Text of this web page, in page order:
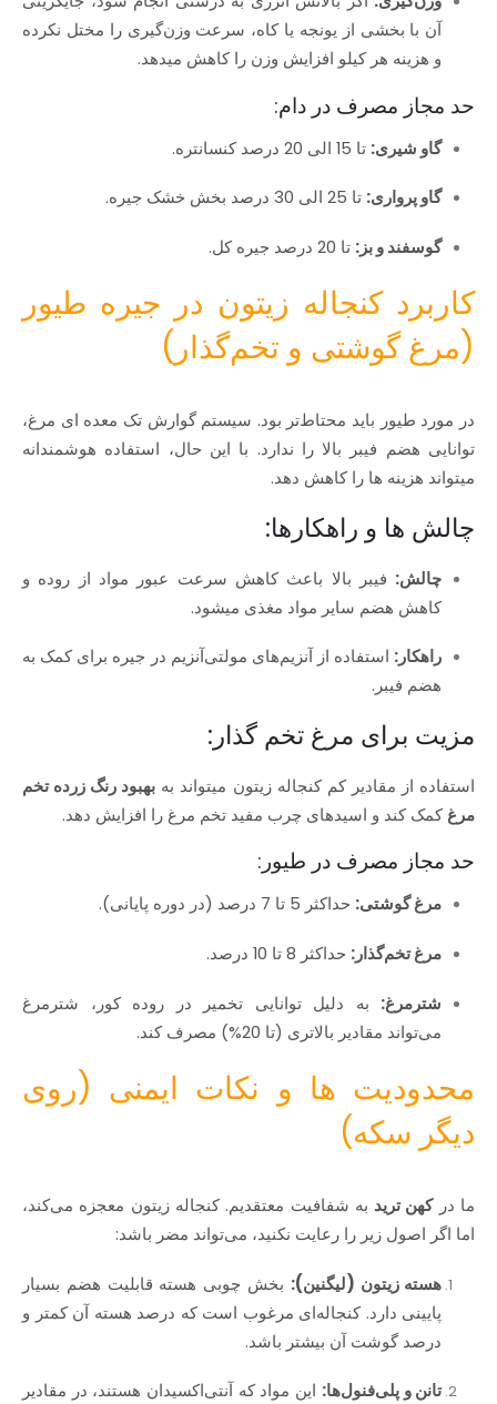
آن با بخشی از یونجه یا کاه، سرعت وزن‌گیری را مختل نکرده
و هزینه هر کیلو افزایش وزن را کاهش میدهد.
حد مجاز مصرف در دام:
گاو شیری: تا 15 الی 20 درصد کنسانتره.
گاو پرواری: تا 25 الی 30 درصد بخش خشک جیره.
گوسفند و بز: تا 20 درصد جیره کل.
کاربرد کنجاله زیتون در جیره طیور
(مرغ گوشتی و تخم‌گذار)
در مورد طیور باید محتاط‌تر بود. سیستم گوارش تک‌ معده‌ ای مرغ،
توانایی هضم فیبر بالا را ندارد. با این حال، استفاده هوشمندانه
میتواند هزینه‌ ها را کاهش دهد.
چالش‌ ها و راهکارها:
چالش: فیبر بالا باعث کاهش سرعت عبور مواد از روده و
کاهش هضم سایر مواد مغذی میشود.
راهکار: استفاده از آنزیم‌های مولتی‌آنزیم در جیره برای کمک به
هضم فیبر.
مزیت برای مرغ تخم‌ گذار:
استفاده از مقادیر کم کنجاله زیتون میتواند به بهبود رنگ زرده تخم‌
مرغکمک کند و اسیدهای چرب مفید تخم‌ مرغ را افزایش دهد.
حد مجاز مصرف در طیور:
مرغ گوشتی: حداکثر 5 تا 7 درصد (در دوره پایانی).
مرغ تخم‌گذار: حداکثر 8 تا 10 درصد.
شترمرغ: به دلیل توانایی تخمیر در روده کور، شترمرغ
می‌تواند مقادیر بالاتری (تا 20%) مصرف کند.
محدودیت‌ ها و نکات ایمنی (روی
دیگر سکه)
ما درکهن ترید به شفافیت معتقدیم. کنجاله زیتون معجزه می‌کند،
اما اگر اصول زیر را رعایت نکنید، می‌تواند مضر باشد:
هسته زیتون (لیگنین): بخش چوبی هسته قابلیت هضم بسیار
پایینی دارد. کنجاله‌ای مرغوب است که درصد هسته آن کمتر و
درصد گوشت آن بیشتر باشد.
تانن و پلی‌فنول‌ها: این مواد که آنتی‌اکسیدان هستند، در مقادیر